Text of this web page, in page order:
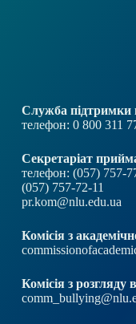
Служба підтримки
телефон: 0 800 311
Секретаріат
телефон: (057) 757-
(057) 757-72-11
pr.kom@nlu.edu.ua
Комісія з
Комісія з розгляду